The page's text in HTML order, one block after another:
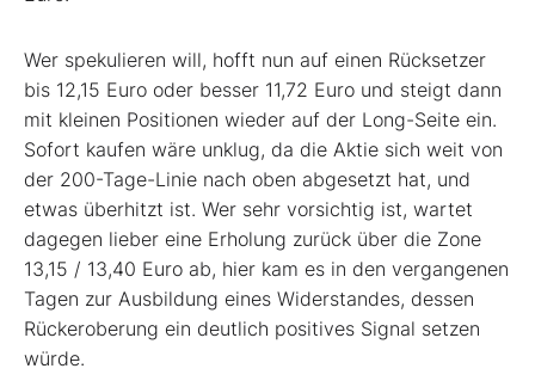
Wer spekulieren will, hofft nun auf einen Rücksetzer
bis 12,15 Euro oder besser 11,72 Euro und steigt dann
mit kleinen Positionen wieder auf der Long-Seite ein.
Sofort kaufen wäre unklug, da die Aktie sich weit von
der 200-Tage-Linie nach oben abgesetzt hat, und
etwas überhitzt ist. Wer sehr vorsichtig ist, wartet
dagegen lieber eine Erholung zurück über die Zone
13,15 / 13,40 Euro ab, hier kam es in den vergangenen
Tagen zur Ausbildung eines Widerstandes, dessen
Rückeroberung ein deutlich positives Signal setzen
würde.